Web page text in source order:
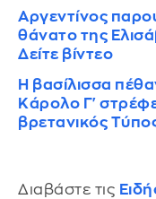
Αργεντίνος
θάνατο της
Δείτε βίντεο
Η βασίλισσα
Κάρολο Γ'
βρετανικός
Διαβάστε τις